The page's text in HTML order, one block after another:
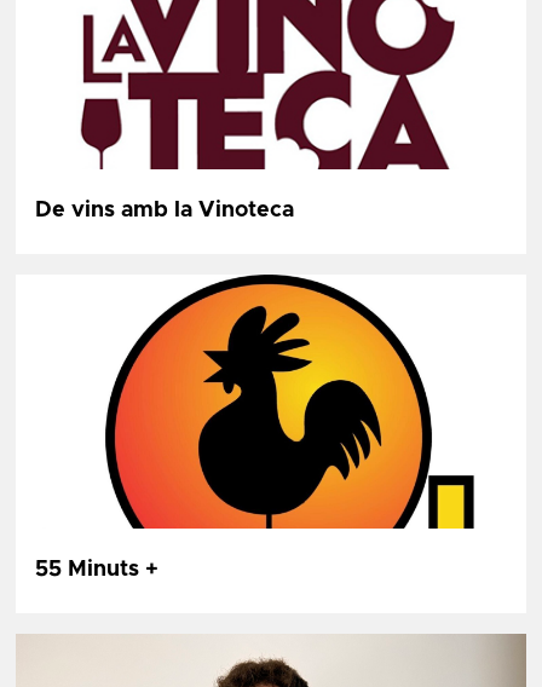
De vins amb la Vinoteca
55 Minuts +